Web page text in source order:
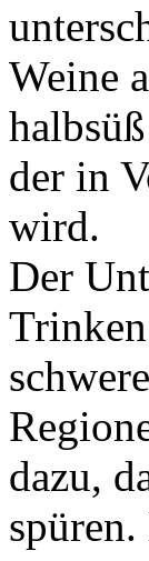
Weine
der in
wird.
Der
dazu,